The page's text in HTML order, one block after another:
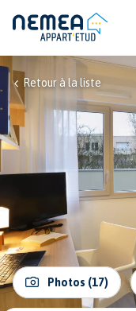
Retour à la liste
Photos (17)